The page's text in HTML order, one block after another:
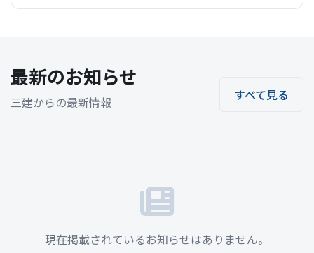
最新のお知らせ
三建からの最新情報 すべて見る
現在掲載されているお知らせはありません。